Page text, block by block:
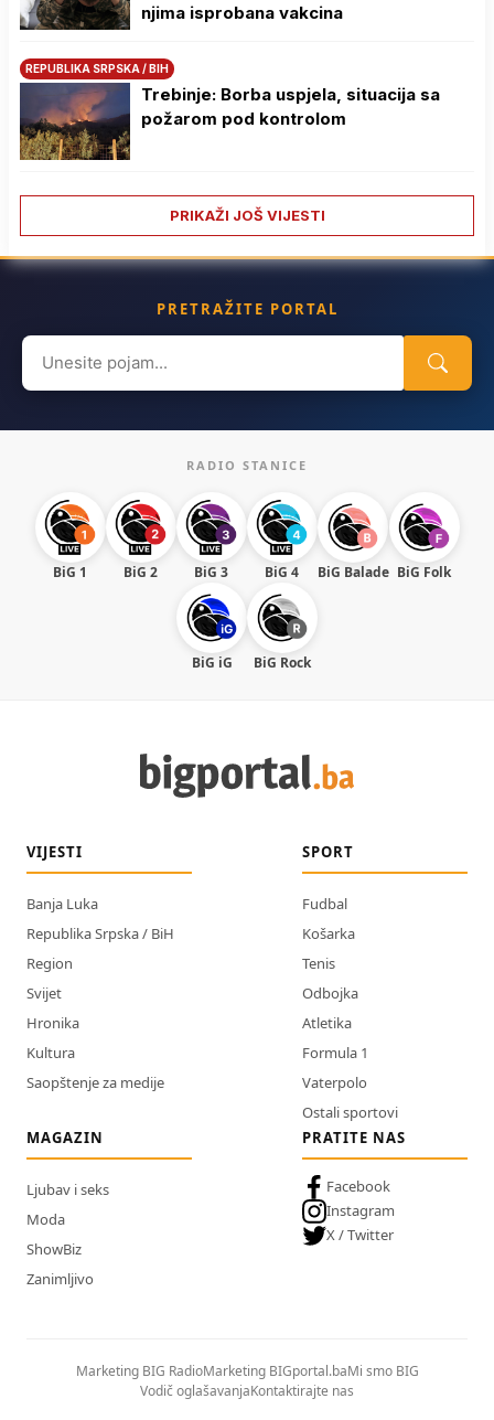
njima isprobana vakcina
REPUBLIKA SRPSKA / BIH
Trebinje: Borba uspjela, situacija sa
požarom pod kontrolom
PRIKAŽI JOŠ VIJESTI
PRETRAŽITE PORTAL
Search
for:
RADIO STANICE
BiG 1 BiG 2 BiG 3 BiG 4 BiG Balade BiG Folk
BiG iG BiG Rock
VIJESTI
Banja Luka
Republika Srpska / BiH
Region
Svijet
Hronika
Kultura
Saopštenje za medije
SPORT
Fudbal
Košarka
Tenis
Odbojka
Atletika
Formula 1
Vaterpolo
Ostali sportovi
MAGAZIN
Ljubav i seks
Moda
ShowBiz
Zanimljivo
PRATITE NAS
Facebook
Instagram
X / Twitter
Marketing BIG RadioMarketing BIGportal.baMi smo BIG
Vodič oglašavanjaKontaktirajte nas